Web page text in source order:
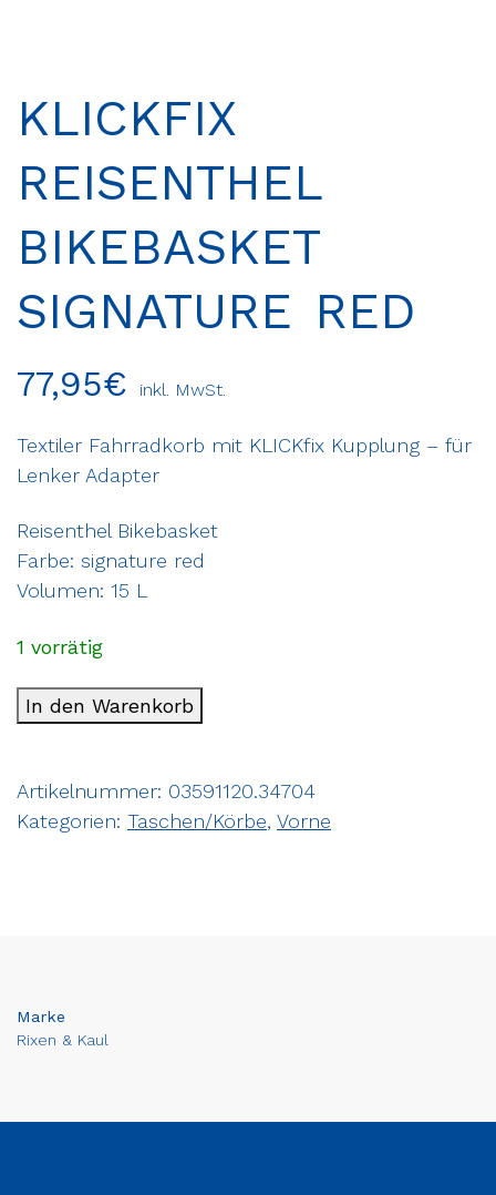
KLICKFIX
REISENTHEL
BIKEBASKET
SIGNATURE RED
77,95€ inkl. MwSt.
Textiler Fahrradkorb mit KLICKfix Kupplung – für
Lenker Adapter
Reisenthel Bikebasket
Farbe: signature red
Volumen: 15 L
1 vorrätig
In den Warenkorb
Artikelnummer: 03591120.34704
Kategorien: Taschen/Körbe, Vorne
Marke
Rixen & Kaul